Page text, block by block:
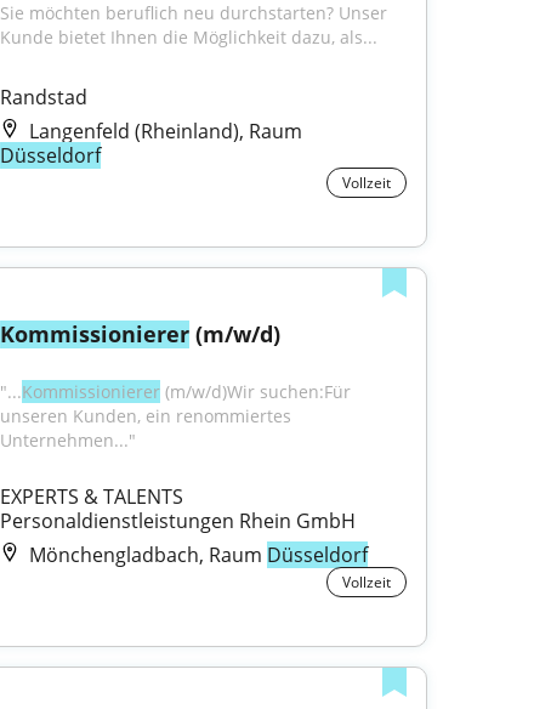
Sie möchten beruflich neu durchstarten? Unser
Kunde bietet Ihnen die Möglichkeit dazu, als...
Randstad
Langenfeld (Rheinland), Raum
Düsseldorf
Vollzeit
Kommissionierer (m/w/d)
"...Kommissionierer (m/w/d)Wir suchen:Für
unseren Kunden, ein renommiertes
Unternehmen..."
EXPERTS & TALENTS
Personaldienstleistungen Rhein GmbH
Mönchengladbach, Raum Düsseldorf
Vollzeit